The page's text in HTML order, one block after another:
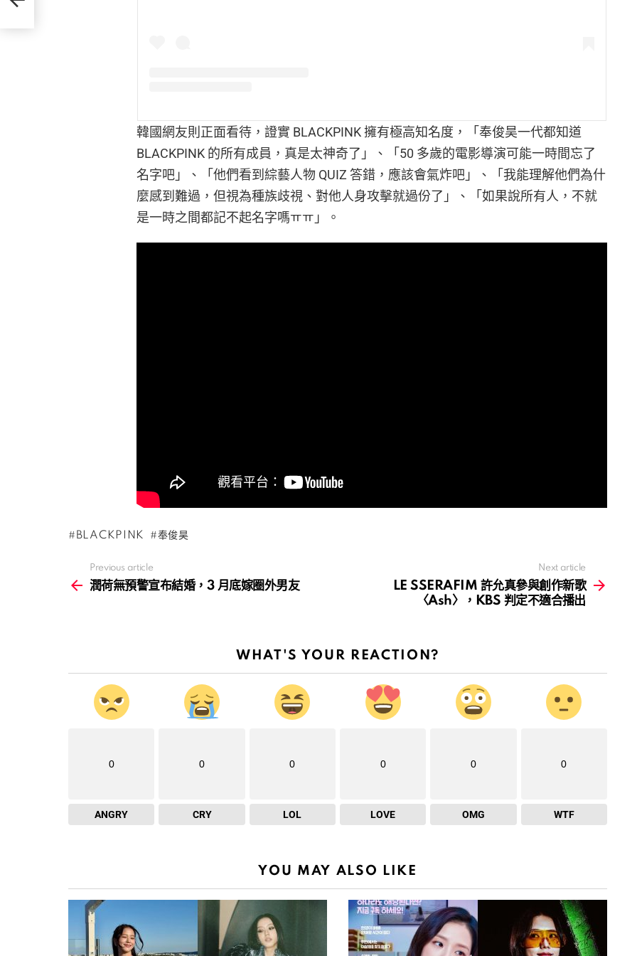
韓國網友則正面看待，證實 BLACKPINK 擁有極高知名度，「奉俊昊一代都知道
BLACKPINK 的所有成員，真是太神奇了」、「50 多歲的電影導演可能一時間忘了
名字吧」、「他們看到綜藝人物 QUIZ 答錯，應該會氣炸吧」、「我能理解他們為什
麼感到難過，但視為種族歧視、對他人身攻擊就過份了」、「如果說所有人，不就
是一時之間都記不起名字嗎ㅠㅠ」。
BLACKPINK 奉俊昊
more
Previous article
潤荷無預警宣布結婚，3 月底嫁圈外男友
Next article
LE SSERAFIM 許允真參與創作新歌
〈Ash〉，KBS 判定不適合播出
WHAT'S YOUR REACTION?
0
ANGRY
0
CRY
0
LOL
0
LOVE
0
OMG
0
WTF
YOU MAY ALSO LIKE